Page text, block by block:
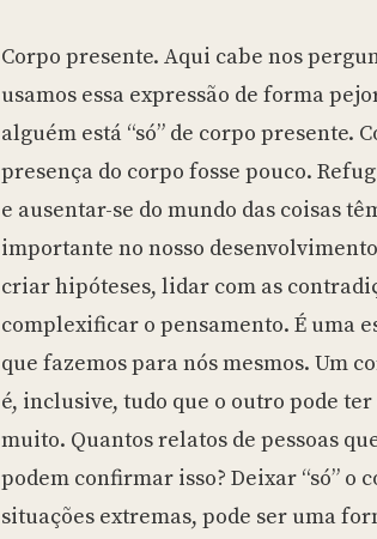
Corpo presente. Aqui cabe nos
usamos essa expressão de forma
alguém está “só” de corpo presente.
presença do corpo fosse pouco.
e ausentar-se do mundo das coisas
importante no nosso
criar hipóteses, lidar com as
complexificar o pensamento. É uma
que fazemos para nós mesmos. Um
é, inclusive, tudo que o outro pode ter
muito. Quantos relatos de pessoas
podem confirmar isso? Deixar “só” o
situações extremas, pode ser uma